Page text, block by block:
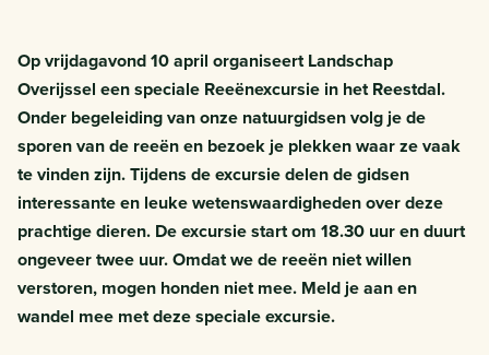
Op vrijdagavond 10 april organiseert Landschap
Overijssel een speciale Reeënexcursie in het Reestdal.
Onder begeleiding van onze natuurgidsen volg je de
sporen van de reeën en bezoek je plekken waar ze vaak
te vinden zijn. Tijdens de excursie delen de gidsen
interessante en leuke wetenswaardigheden over deze
prachtige dieren. De excursie start om 18.30 uur en duurt
ongeveer twee uur. Omdat we de reeën niet willen
verstoren, mogen honden niet mee. Meld je aan en
wandel mee met deze speciale excursie.